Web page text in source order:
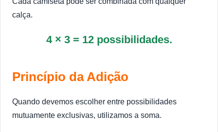
calça.
4 × 3 = 12 possibilidades.
Princípio da Adição
Quando devemos escolher entre possibilidades
mutuamente exclusivas, utilizamos a soma.